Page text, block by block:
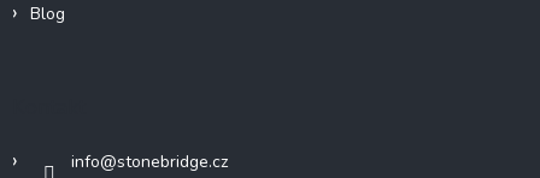
Blog
info@stonebridge.cz